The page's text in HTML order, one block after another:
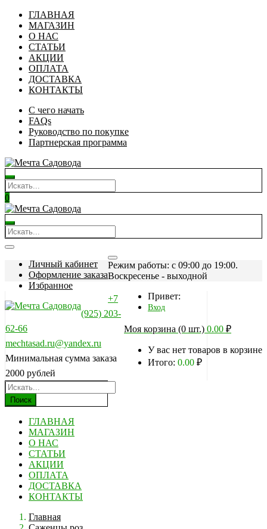
ГЛАВНАЯ
МАГАЗИН
О НАС
СТАТЬИ
АКЦИИ
ОПЛАТА
ДОСТАВКА
КОНТАКТЫ
С чего начать
FAQs
Руководство по покупке
Партнерская программа
0
Личный кабинет
Оформление заказа
Избранное
Режим работы: c 09:00 до 19:00.
Воскресенье - выходной
Привет:
Вход
Моя корзина (0 шт.) 0.00 ₽
У вас нет товаров в корзине
Итого: 0.00 ₽
+7
(925) 203-
62-66
mechtasad.ru@yandex.ru
Минимальная сумма заказа
2000 рублей
Поиск
ГЛАВНАЯ
МАГАЗИН
О НАС
СТАТЬИ
АКЦИИ
ОПЛАТА
ДОСТАВКА
КОНТАКТЫ
Главная